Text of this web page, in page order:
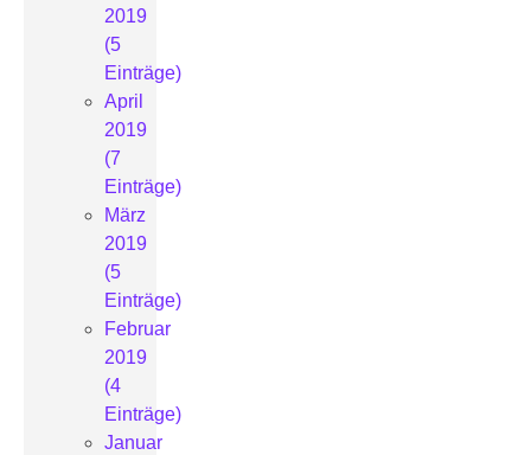
2019
(5
Einträge)
April
2019
(7
Einträge)
März
2019
(5
Einträge)
Februar
2019
(4
Einträge)
Januar